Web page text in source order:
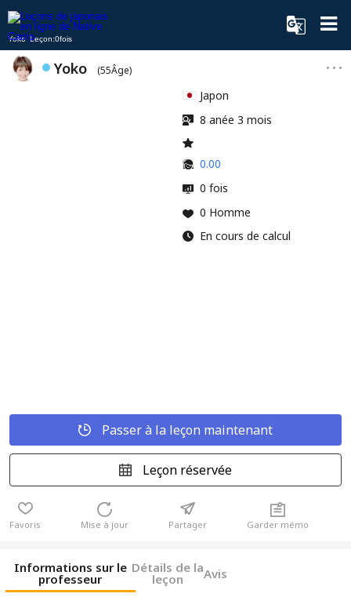
Yoko Leçon:0fois
Yoko (55Âge)
Japon
8 anée 3 mois
0.00
0 fois
0 Homme
En cours de calcul
Passer à la leçon maintenant
Leçon réservée
Favoris Mise à jour Partager Garder mémo
Informations sur le
professeur
Détails de la
leçon Avis